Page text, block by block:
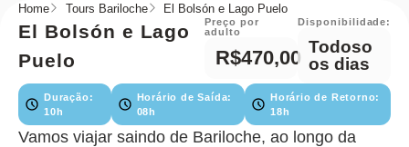
Home Tours Bariloche El Bolsón e Lago Puelo
El Bolsón e Lago
Puelo
Preço por
adulto
R$470,00
Disponibilidade:
Todoso
os dias
Duração:
10h
Horário de Saída:
08h
Horário de Retorno:
18h
Vamos viajar saindo de Bariloche, ao longo da